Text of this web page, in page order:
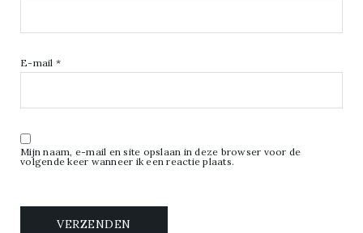
E-mail *
Mijn naam, e-mail en site opslaan in deze browser voor de
volgende keer wanneer ik een reactie plaats.